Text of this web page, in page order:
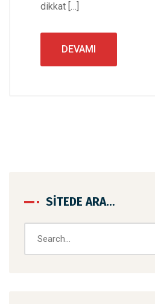
dikkat […]
DEVAMI
SITEDE ARA…